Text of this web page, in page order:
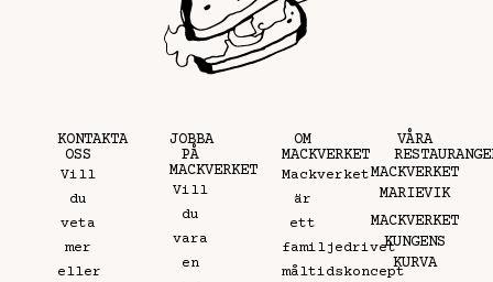
KONTAKTA
OSS
Vill
du
veta
mer
eller
JOBBA
PÅ
MACKVERKET
Vill
du
vara
en
OM
MACKVERKET
Mackverket
är
ett
familjedrivet
måltidskoncept
VÅRA
MACKVERKET
MARIEVIK
MACKVERKET
KUNGENS
KURVA